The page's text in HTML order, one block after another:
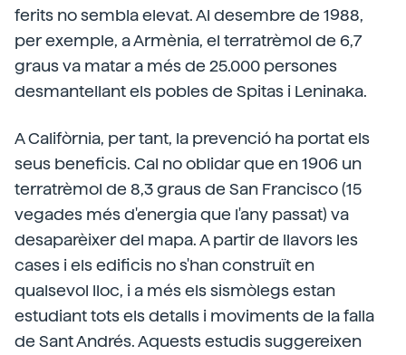
ferits no sembla elevat. Al desembre de 1988,
per exemple, a Armènia, el terratrèmol de 6,7
graus va matar a més de 25.000 persones
desmantellant els pobles de Spitas i Leninaka.
A Califòrnia, per tant, la prevenció ha portat els
seus beneficis. Cal no oblidar que en 1906 un
terratrèmol de 8,3 graus de San Francisco (15
vegades més d'energia que l'any passat) va
desaparèixer del mapa. A partir de llavors les
cases i els edificis no s'han construït en
qualsevol lloc, i a més els sismòlegs estan
estudiant tots els detalls i moviments de la falla
de Sant Andrés. Aquests estudis suggereixen